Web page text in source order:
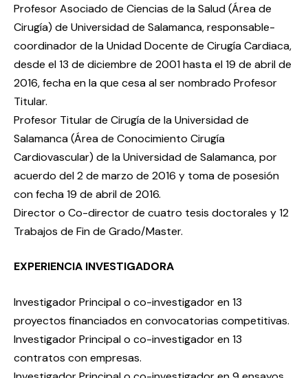
Profesor Asociado de Ciencias de la Salud (Área de
Cirugía) de Universidad de Salamanca, responsable-
coordinador de la Unidad Docente de Cirugía Cardiaca,
desde el 13 de diciembre de 2001 hasta el 19 de abril de
2016, fecha en la que cesa al ser nombrado Profesor
Titular.
Profesor Titular de Cirugía de la Universidad de
Salamanca (Área de Conocimiento Cirugía
Cardiovascular) de la Universidad de Salamanca, por
acuerdo del 2 de marzo de 2016 y toma de posesión
con fecha 19 de abril de 2016.
Director o Co-director de cuatro tesis doctorales y 12
Trabajos de Fin de Grado/Master.
EXPERIENCIA INVESTIGADORA
Investigador Principal o co-investigador en 13
proyectos financiados en convocatorias competitivas.
Investigador Principal o co-investigador en 13
contratos con empresas.